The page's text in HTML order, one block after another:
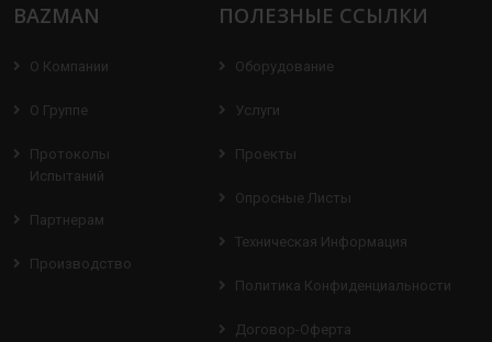
BAZMAN
О Компании
О Группе
Протоколы
Испытаний
Партнерам
Производство
ПОЛЕЗНЫЕ ССЫЛКИ
Оборудование
Услуги
Проекты
Опросные Листы
Техническая Информация
Политика Конфиденциальности
Договор-Оферта